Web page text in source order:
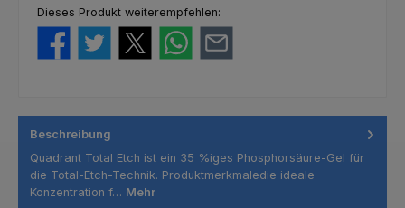
Dieses Produkt weiterempfehlen:
Beschreibung
Quadrant Total Etch ist ein 35 %iges Phosphorsäure-Gel für
die Total-Etch-Technik. Produktmerkmaledie ideale
Konzentration f… Mehr